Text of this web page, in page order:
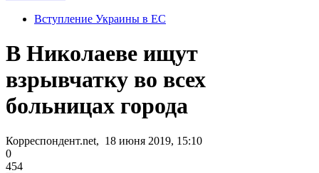
Вступление Украины в ЕС
В Николаеве ищут
взрывчатку во всех
больницах города
Корреспондент.net, 18 июня 2019, 15:10
0
454